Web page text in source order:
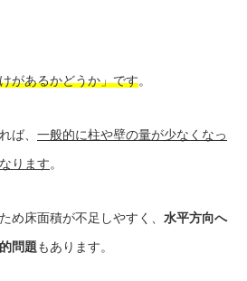
があるかどうか」です。
ば、 一般的に柱や壁の量が少なくなっ
ります。
め床面積が不足しやすく、 水平方向へ
問題もあります。